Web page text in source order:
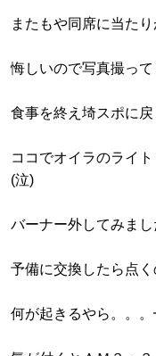
またもや同席に当た
悔しいので写真撮っ
食事を終え埼スポに
ココでオイラのライ
(泣)
バーナー外してみま
予備に交換したら点く
何が起きるやら。。